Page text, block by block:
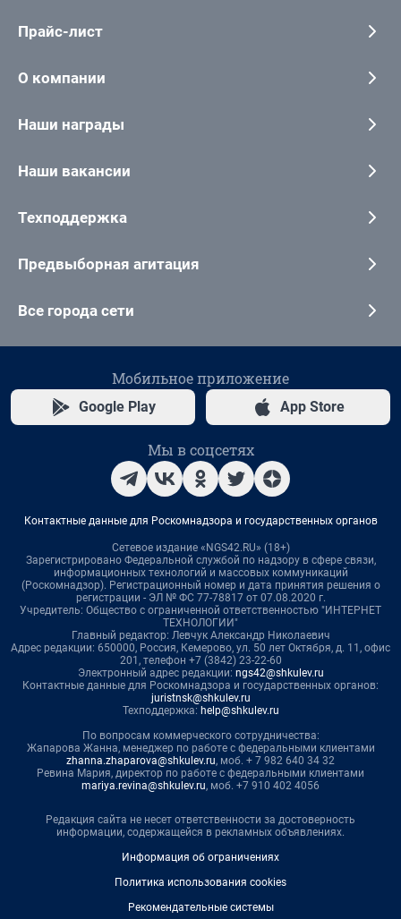
Прайс-лист
О компании
Наши награды
Наши вакансии
Техподдержка
Предвыборная агитация
Все города сети
Мобильное приложение
Google Play App Store
Мы в соцсетях
Контактные данные для Роскомнадзора и государственных органов
Сетевое издание «NGS42.RU» (18+)
Зарегистрировано Федеральной службой по надзору в сфере связи,
информационных технологий и массовых коммуникаций
(Роскомнадзор). Регистрационный номер и дата принятия решения о
регистрации - ЭЛ № ФС 77-78817 от 07.08.2020 г.
Учредитель: Общество с ограниченной ответственностью "ИНТЕРНЕТ
ТЕХНОЛОГИИ"
Главный редактор: Левчук Александр Николаевич
Адрес редакции: 650000, Россия, Кемерово, ул. 50 лет Октября, д. 11, офис
201, телефон +7 (3842) 23-22-60
Электронный адрес редакции: ngs42@shkulev.ru
Контактные данные для Роскомнадзора и государственных органов:
juristnsk@shkulev.ru
Техподдержка: help@shkulev.ru
По вопросам коммерческого сотрудничества:
Жапарова Жанна, менеджер по работе с федеральными клиентами
zhanna.zhaparova@shkulev.ru, моб. + 7 982 640 34 32
Ревина Мария, директор по работе с федеральными клиентами
mariya.revina@shkulev.ru, моб. +7 910 402 4056
Редакция сайта не несет ответственности за достоверность
информации, содержащейся в рекламных объявлениях.
Информация об ограничениях
Политика использования cookies
Рекомендательные системы